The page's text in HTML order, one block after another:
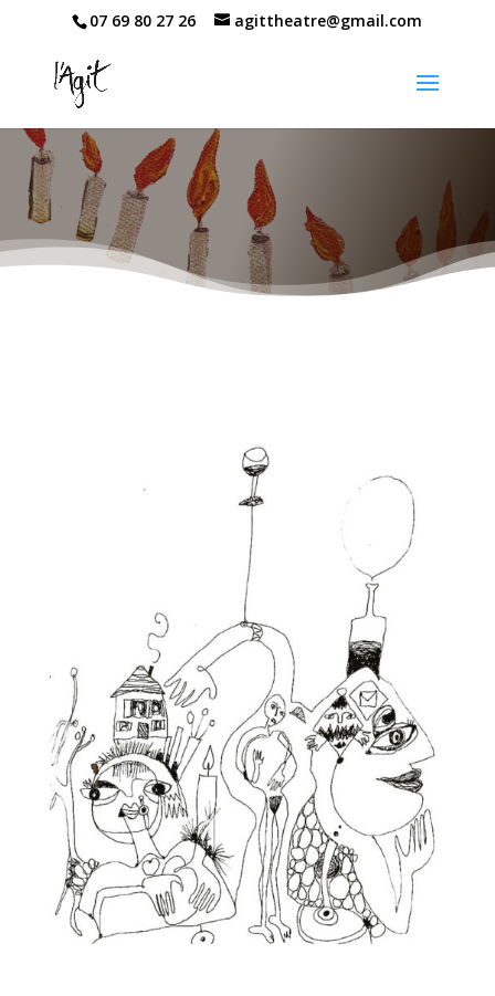
07 69 80 27 26 agittheatre@gmail.com